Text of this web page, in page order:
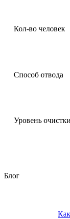
Кол-во человек
Способ отвода
Уровень очистки
Блог